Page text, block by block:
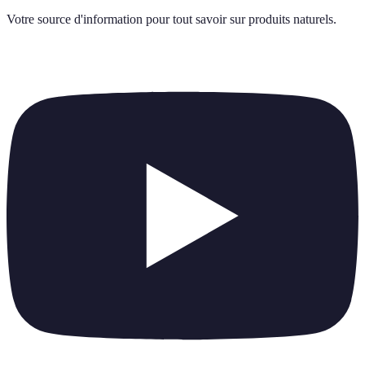
Votre source d'information pour tout savoir sur produits naturels.